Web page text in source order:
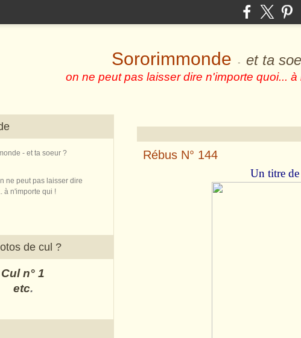
Sororimmonde - et ta
on ne peut pas laisser dire n'importe quoi... à
- et ta soeur ?
ne peut pas laisser dire
à n'importe qui !
de cul ?
Cul n° 1
etc.
Rébus N° 144
Un titre